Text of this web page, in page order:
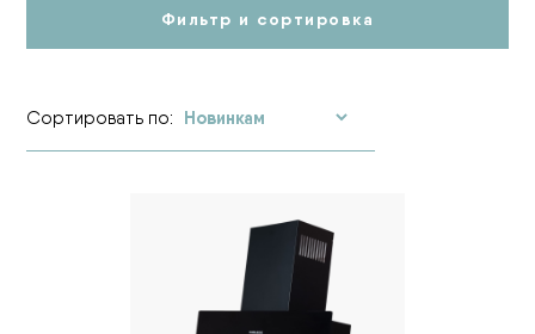
Фильтр и сортировка
Сортировать по: